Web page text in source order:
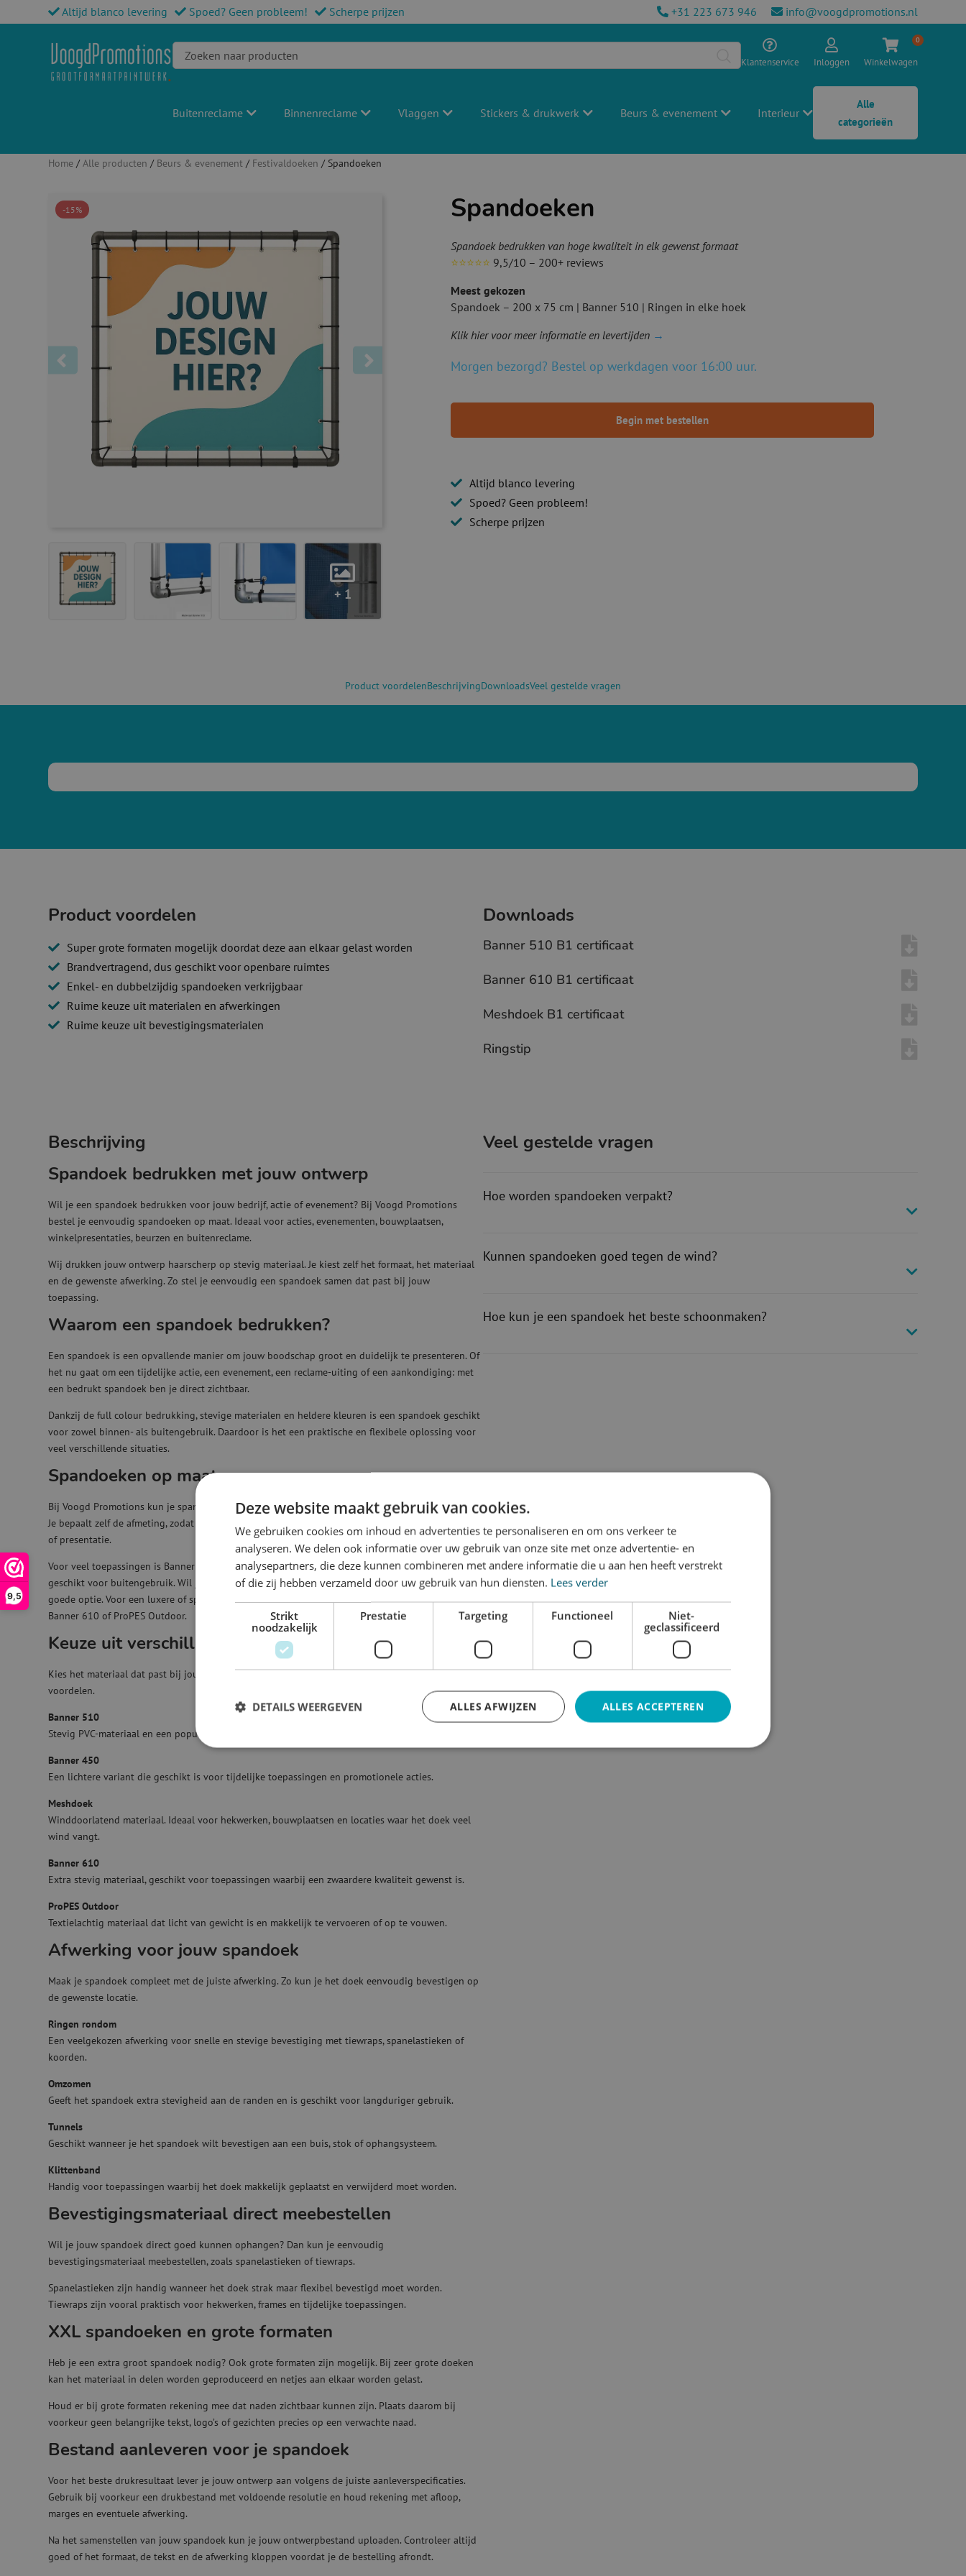
9,5
Altijd blanco levering Spoed? Geen probleem! Scherpe prijzen +31 223 673 946 info@voogdpromotions.nl
Klantenservice Inloggen Winkelwagen
0
Buitenreclame Binnenreclame Vlaggen Stickers & drukwerk Beurs & evenement Interieur
Alle
categorieën
Home / Alle producten / Beurs & evenement / Festivaldoeken / Spandoeken
-15%
+ 1
Spandoeken
Spandoek bedrukken van hoge kwaliteit in elk gewenst formaat
⭐⭐⭐⭐⭐ 9,5/10 – 200+ reviews
Meest gekozen
Spandoek – 200 x 75 cm | Banner 510 | Ringen in elke hoek
Klik hier voor meer informatie en levertijden →
Morgen bezorgd? Bestel op werkdagen voor 16:00 uur.
Begin met bestellen
Altijd blanco levering
Spoed? Geen probleem!
Scherpe prijzen
Product voordelenBeschrijvingDownloadsVeel gestelde vragen
Product voordelen
Super grote formaten mogelijk doordat deze aan elkaar gelast worden
Brandvertragend, dus geschikt voor openbare ruimtes
Enkel- en dubbelzijdig spandoeken verkrijgbaar
Ruime keuze uit materialen en afwerkingen
Ruime keuze uit bevestigingsmaterialen
Beschrijving
Spandoek bedrukken met jouw ontwerp
Wil je een spandoek bedrukken voor jouw bedrijf, actie of evenement? Bij Voogd Promotions
bestel je eenvoudig spandoeken op maat. Ideaal voor acties, evenementen, bouwplaatsen,
winkelpresentaties, beurzen en buitenreclame.
Wij drukken jouw ontwerp haarscherp op stevig materiaal. Je kiest zelf het formaat, het materiaal
en de gewenste afwerking. Zo stel je eenvoudig een spandoek samen dat past bij jouw
toepassing.
Waarom een spandoek bedrukken?
Een spandoek is een opvallende manier om jouw boodschap groot en duidelijk te presenteren. Of
het nu gaat om een tijdelijke actie, een evenement, een reclame-uiting of een aankondiging: met
een bedrukt spandoek ben je direct zichtbaar.
Dankzij de full colour bedrukking, stevige materialen en heldere kleuren is een spandoek geschikt
voor zowel binnen- als buitengebruik. Daardoor is het een praktische en flexibele oplossing voor
veel verschillende situaties.
Spandoeken op maat
Bij Voogd Promotions kun je spandoeken laten drukken in verschillende formaten en materialen.
Je bepaalt zelf de afmeting, zodat het spandoek goed past bij jouw locatie, frame, hekwerk, gevel
of presentatie.
Voor veel toepassingen is Banner 510 een populaire keuze. Dit materiaal is stevig, veelzijdig en
geschikt voor buitengebruik. Wil je een doek dat deels winddoorlatend is? Dan is meshdoek een
goede optie. Voor een luxere of specifieke toepassing kun je kiezen uit andere materialen, zoals
Banner 610 of ProPES Outdoor.
Keuze uit verschillende materialen
Kies het materiaal dat past bij jouw gebruik. Elk materiaal heeft zijn eigen eigenschappen en
voordelen.
Banner 510
Stevig PVC-materiaal en een populaire keuze voor spandoeken die buiten worden gebruikt.
Banner 450
Een lichtere variant die geschikt is voor tijdelijke toepassingen en promotionele acties.
Meshdoek
Winddoorlatend materiaal. Ideaal voor hekwerken, bouwplaatsen en locaties waar het doek veel
wind vangt.
Banner 610
Extra stevig materiaal, geschikt voor toepassingen waarbij een zwaardere kwaliteit gewenst is.
ProPES Outdoor
Textielachtig materiaal dat licht van gewicht is en makkelijk te vervoeren of op te vouwen.
Afwerking voor jouw spandoek
Maak je spandoek compleet met de juiste afwerking. Zo kun je het doek eenvoudig bevestigen op
de gewenste locatie.
Ringen rondom
Een veelgekozen afwerking voor snelle en stevige bevestiging met tiewraps, spanelastieken of
koorden.
Omzomen
Geeft het spandoek extra stevigheid aan de randen en is geschikt voor langduriger gebruik.
Tunnels
Geschikt wanneer je het spandoek wilt bevestigen aan een buis, stok of ophangsysteem.
Klittenband
Handig voor toepassingen waarbij het doek makkelijk geplaatst en verwijderd moet worden.
Bevestigingsmateriaal direct meebestellen
Wil je jouw spandoek direct goed kunnen ophangen? Dan kun je eenvoudig
bevestigingsmateriaal meebestellen, zoals spanelastieken of tiewraps.
Spanelastieken zijn handig wanneer het doek strak maar flexibel bevestigd moet worden.
Tiewraps zijn vooral praktisch voor hekwerken, frames en tijdelijke toepassingen.
XXL spandoeken en grote formaten
Heb je een extra groot spandoek nodig? Ook grote formaten zijn mogelijk. Bij zeer grote doeken
kan het materiaal in delen worden geproduceerd en netjes aan elkaar worden gelast.
Houd er bij grote formaten rekening mee dat naden zichtbaar kunnen zijn. Plaats daarom bij
voorkeur geen belangrijke tekst, logo’s of gezichten precies op een verwachte naad.
Bestand aanleveren voor je spandoek
Voor het beste drukresultaat lever je jouw ontwerp aan volgens de juiste aanleverspecificaties.
Gebruik bij voorkeur een drukbestand met voldoende resolutie en houd rekening met afloop,
marges en eventuele afwerking.
Na het samenstellen van jouw spandoek kun je jouw ontwerpbestand uploaden. Controleer altijd
goed of het formaat, de tekst en de afwerking kloppen voordat je de bestelling afrondt.
Downloads
Banner 510 B1 certificaat
Banner 610 B1 certificaat
Meshdoek B1 certificaat
Ringstip
Veel gestelde vragen
Hoe worden spandoeken verpakt?
Kunnen spandoeken goed tegen de wind?
Hoe kun je een spandoek het beste schoonmaken?
Deze website maakt gebruik van cookies.
We gebruiken cookies om inhoud en advertenties te personaliseren en om ons verkeer te
analyseren. We delen ook informatie over uw gebruik van onze site met onze advertentie- en
analysepartners, die deze kunnen combineren met andere informatie die u aan hen heeft verstrekt
of die zij hebben verzameld door uw gebruik van hun diensten. Lees verder
Strikt
noodzakelijk
Prestatie Targeting Functioneel
Niet-
geclassificeerd
ALLES ACCEPTEREN
ALLES AFWIJZEN
DETAILS WEERGEVEN